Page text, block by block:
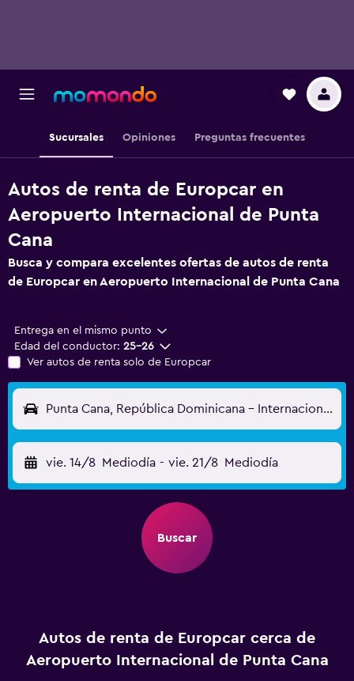
Sucursales Opiniones Preguntas frecuentes
Autos de renta de Europcar en
Aeropuerto Internacional de Punta
Cana
Busca y compara excelentes ofertas de autos de renta
de Europcar en Aeropuerto Internacional de Punta Cana
Entrega en el mismo punto
Edad del conductor: 25-26
Ver autos de renta solo de Europcar
Punta Cana, República Dominicana - Internacional de Punta Cana (PUJ)
vie. 14/8 Mediodía - vie. 21/8 Mediodía
Buscar
Autos de renta de Europcar cerca de
Aeropuerto Internacional de Punta Cana